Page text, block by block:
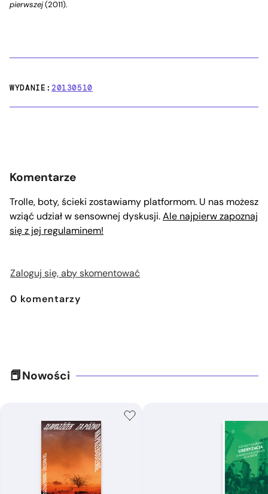
pierwszej(2011).
WYDANIE:20130510
Komentarze
Trolle, boty, ścieki zostawiamy platformom. U nas możesz
wziąć udział w sensownej dyskusji.Ale najpierw zapoznaj
się z jej regulaminem!
Zaloguj się, aby skomentować
0 komentarzy
Nowości